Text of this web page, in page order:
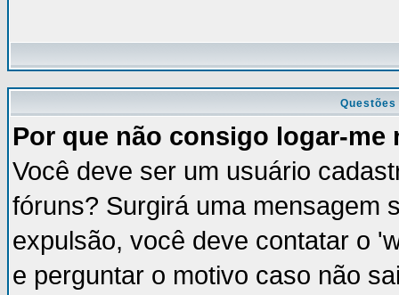
Por que não consigo logar-me
Você deve ser um usuário
fóruns? Surgirá uma mensagem
expulsão, você deve contatar o
e perguntar o motivo caso não